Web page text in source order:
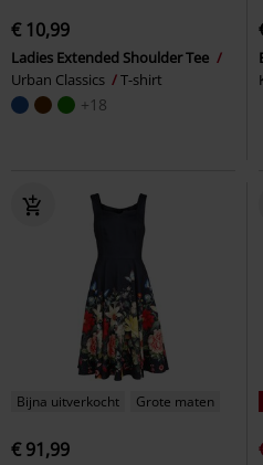
€ 10,99
Ladies Extended Shoulder Tee
Urban Classics
T-shirt
+18
Bijna uitverkocht Grote maten
€ 91,99